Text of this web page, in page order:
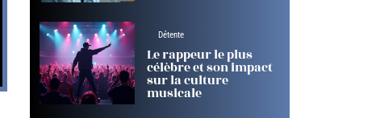
Détente
Le rappeur le plus
célèbre et son impact
sur la culture
musicale